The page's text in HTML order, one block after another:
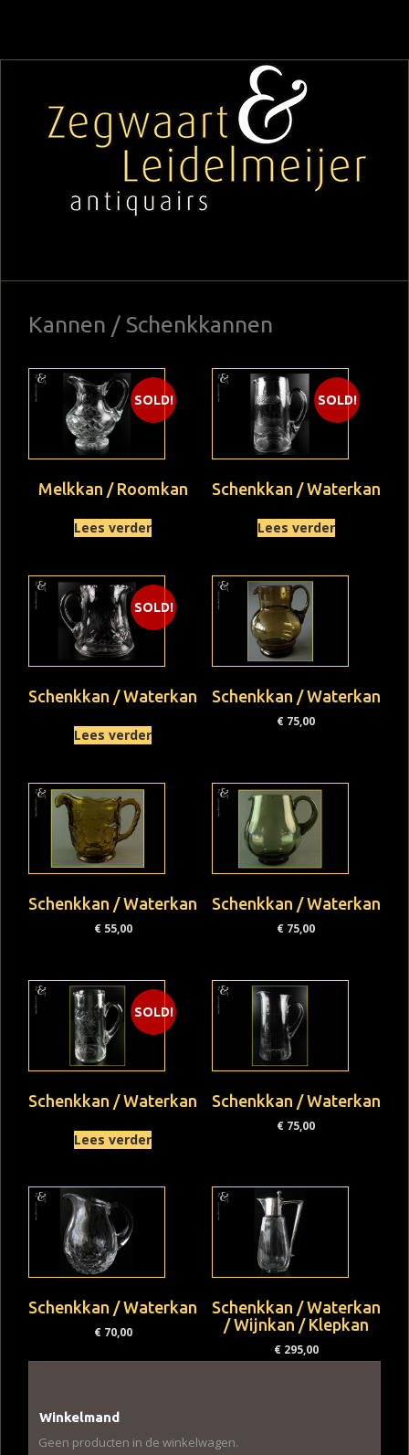
Kannen / Schenkkannen
SOLD!
Melkkan / Roomkan
Lees verder
SOLD!
Schenkkan / Waterkan
Lees verder
SOLD!
Schenkkan / Waterkan
Lees verder
Schenkkan / Waterkan
€ 75,00
Schenkkan / Waterkan
€55,00
Schenkkan / Waterkan
€ 75,00
SOLD!
Schenkkan / Waterkan
Lees verder
Schenkkan / Waterkan
€ 75,00
Schenkkan / Waterkan
€70,00
Schenkkan / Waterkan
/ Wijnkan / Klepkan
€295,00
Winkelmand
Geen producten in de winkelwagen.